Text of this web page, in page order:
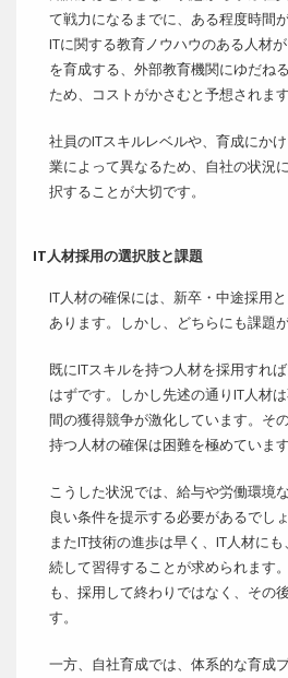
て戦力になるまでに、ある程度時間
ITに関する教育ノウハウのある人材
を育成する、外部教育機関にゆだね
ため、コストがかさむと予想されます
社員のITスキルレベルや、育成にか
業によって異なるため、自社の状況
択することが大切です。
IT人材採用の選択肢と課題
IT人材の確保には、新卒・中途採用
あります。しかし、どちらにも課題が
既にITスキルを持つ人材を採用すれ
はずです。しかし先述の通りIT人材
間の獲得競争が激化しています。そ
持つ人材の確保は困難を極めています
こうした状況では、給与や労働環境
良い条件を提示する必要があるでしょ
またIT技術の進歩は早く、IT人材に
続して習得することが求められます
も、採用して終わりではなく、その
す。
一方、自社育成では、体系的な育成